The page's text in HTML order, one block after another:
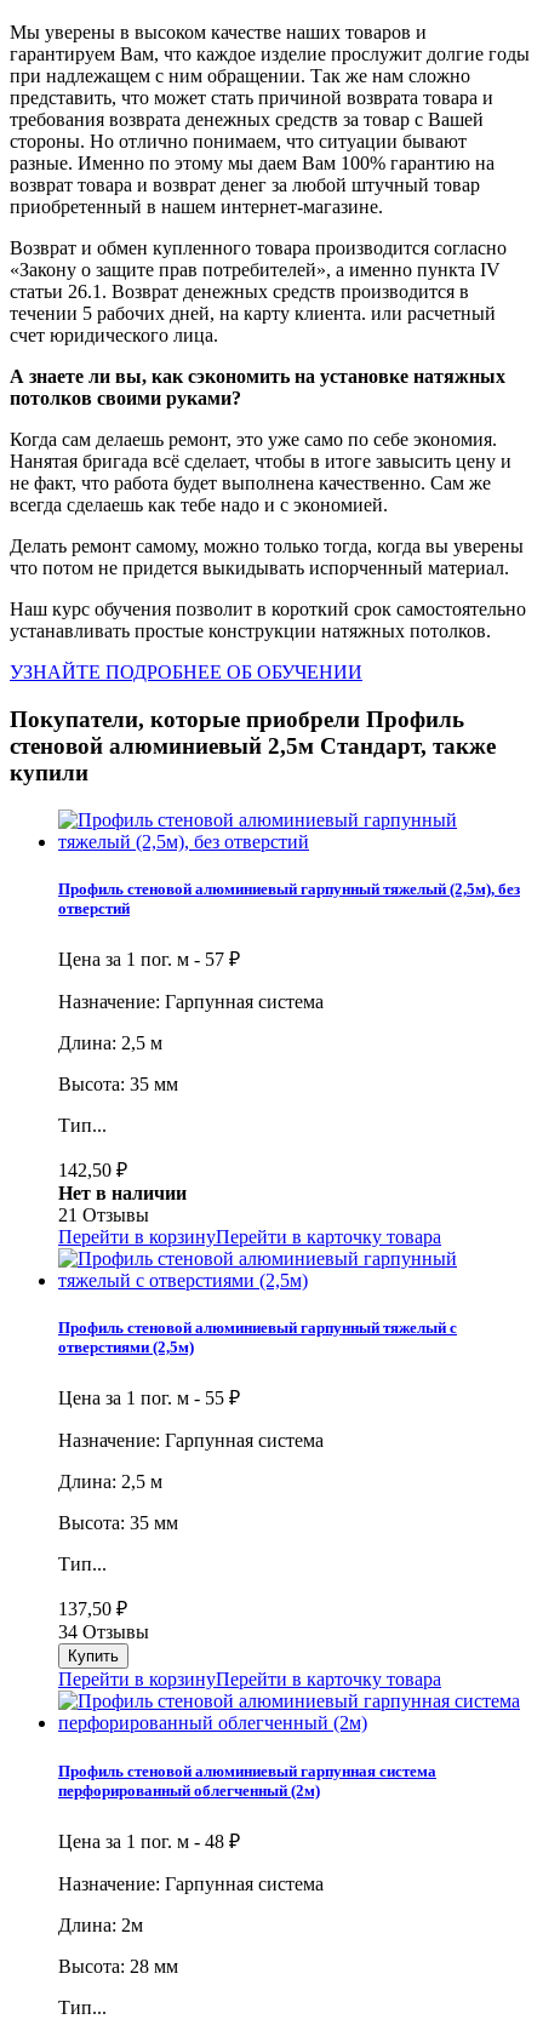
Мы уверены в высоком качестве наших товаров и
гарантируем Вам, что каждое изделие прослужит долгие годы
при надлежащем с ним обращении. Так же нам сложно
представить, что может стать причиной возврата товара и
требования возврата денежных средств за товар с Вашей
стороны. Но отлично понимаем, что ситуации бывают
разные. Именно по этому мы даем Вам 100% гарантию на
возврат товара и возврат денег за любой штучный товар
приобретенный в нашем интернет-магазине.
Возврат и обмен купленного товара производится согласно
«Закону о защите прав потребителей», а именно пункта IV
статьи 26.1. Возврат денежных средств производится в
течении 5 рабочих дней, на карту клиента. или расчетный
счет юридического лица.
А знаете ли вы, как сэкономить на установке натяжных
потолков своими руками?
Когда сам делаешь ремонт, это уже само по себе экономия.
Нанятая бригада всё сделает, чтобы в итоге завысить цену и
не факт, что работа будет выполнена качественно. Сам же
всегда сделаешь как тебе надо и с экономией.
Делать ремонт самому, можно только тогда, когда вы уверены
что потом не придется выкидывать испорченный материал.
Наш курс обучения позволит в короткий срок самостоятельно
устанавливать простые конструкции натяжных потолков.
УЗНАЙТЕ ПОДРОБНЕЕ ОБ ОБУЧЕНИИ
Покупатели, которые приобрели Профиль
стеновой алюминиевый 2,5м Стандарт, также
купили
Профиль стеновой алюминиевый гарпунный тяжелый (2,5м), без
отверстий
Цена за 1 пог. м - 57 ₽
Назначение: Гарпунная система
Длина: 2,5 м
Высота: 35 мм
Тип...
142,50 ₽
Нет в наличии
21 Отзывы
Перейти в корзинуПерейти в карточку товара
Профиль стеновой алюминиевый гарпунный тяжелый с
отверстиями (2,5м)
Цена за 1 пог. м - 55 ₽
Назначение: Гарпунная система
Длина: 2,5 м
Высота: 35 мм
Тип...
137,50 ₽
34 Отзывы
Перейти в корзинуПерейти в карточку товара
Профиль стеновой алюминиевый гарпунная система
перфорированный облегченный (2м)
Цена за 1 пог. м - 48 ₽
Назначение: Гарпунная система
Длина: 2м
Высота: 28 мм
Тип...